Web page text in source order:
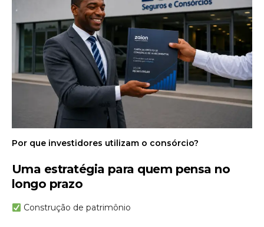
Por que investidores utilizam o consórcio?
Uma estratégia para quem pensa no
longo prazo
Construção de patrimônio